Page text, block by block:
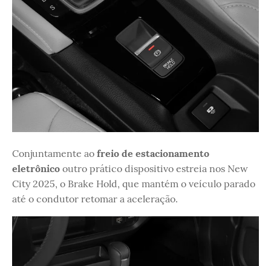
Conjuntamente ao freio de estacionamento
eletrônico outro prático dispositivo estreia nos New
City 2025, o Brake Hold, que mantém o veículo parado
até o condutor retomar a aceleração.